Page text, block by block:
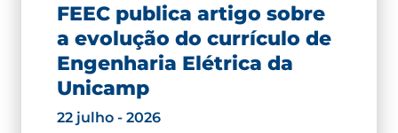
FEEC publica artigo sobre
a evolução do currículo de
Engenharia Elétrica da
Unicamp
22 julho - 2026